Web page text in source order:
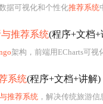
据可视化和个性化推荐系统
推荐系统(程序+文档+
架构，前端用ECharts可视
系统(程序+文档+讲解)
推荐系统 ，解决传统旅游信息分散、推荐不精准等问题。